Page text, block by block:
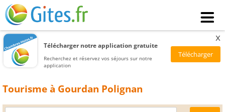
Télécharger notre application gratuite
Recherchez et réservez vos séjours sur notre
application
x
Tourisme à Gourdan Polignan